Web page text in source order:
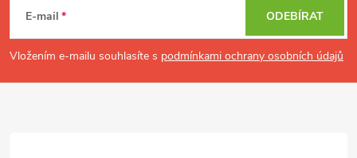
í
E-mail
Vložením e-mailu souhlasíte s podmínkami ochrany osobních údajů
ODEBÍRAT